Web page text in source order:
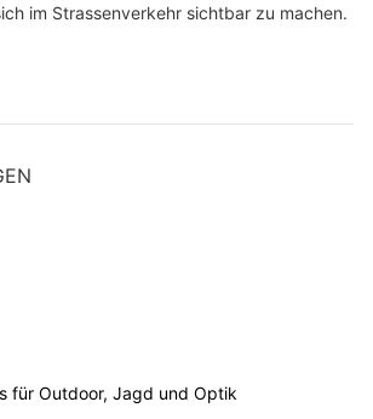
im Strassenverkehr sichtbar zu machen.
für Outdoor, Jagd und Optik